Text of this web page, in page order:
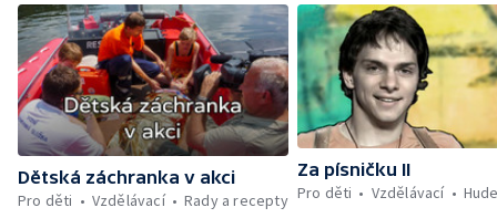
Dětská záchranka v akci
Pro děti
Vzdělávací Rady a recepty
Za písničku II
Pro děti
Vzdělávací